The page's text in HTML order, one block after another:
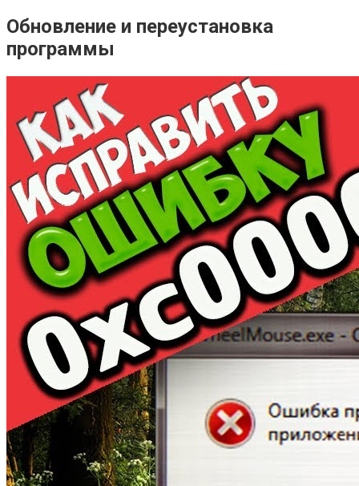
Обновление и переустановка
программы